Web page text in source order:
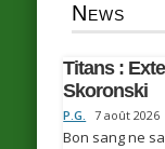
News
Titans :
Skoronski
P.G. 7 août 2026
Bon sang ne